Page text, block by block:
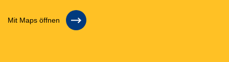
Mit Maps öffnen